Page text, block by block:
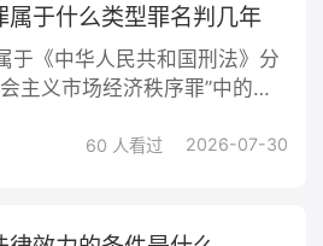
属于什么类型罪名判几年
于《中华人民共和国刑法》分
主义市场经济秩序罪”中的第
刑标准根据《刑法》规定及两
60 人看过 2026-07-30